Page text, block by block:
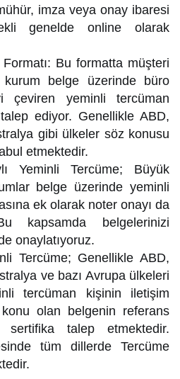
imza veya onay ibaresi
genelde online olarak
Bu formatta müşteri
belge üzerinde büro
çeviren yeminli tercüman
ediyor. Genellikle ABD,
gibi ülkeler söz konusu
etmektedir.
Tercüme; Büyük
belge üzerinde yeminli
ek olarak noter onayı da
kapsamda belgelerinizi
onaylatıyoruz.
Tercüme; Genellikle ABD,
ve bazı Avrupa ülkeleri
tercüman kişinin iletişim
olan belgenin referans
talep etmektedir.
tüm dillerde Tercüme